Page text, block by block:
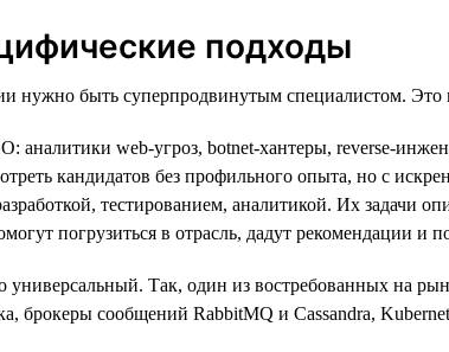
подходы
нужно быть суперпродвинутым специалистом.
аналитики web-угроз, botnet-хантеры, reverse-
кандидатов без профильного опыта, но с
тестированием, аналитикой. Их задачи
погрузиться в отрасль, дадут рекомендации и
Так, один из востребованных на
брокеры сообщений RabbitMQ и Cassandra,